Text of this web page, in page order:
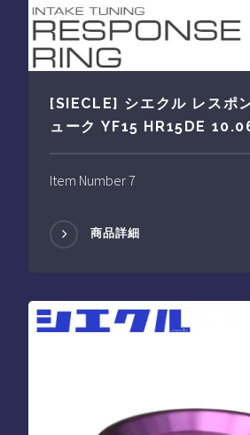
[SIECLE] シエクル レスポ
ューク YF15 HR15DE
Item Number 7
商品詳細